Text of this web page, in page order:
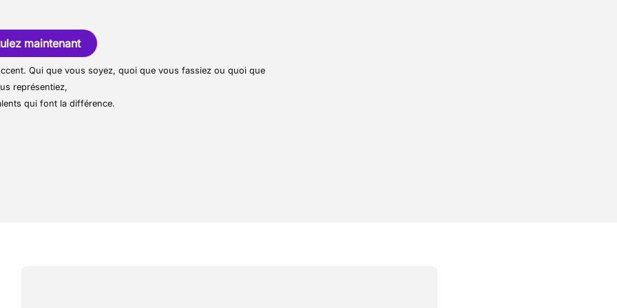
pour toute réparation.
chantier.
de votre profil et de votre
maintenant
Qui que vous soyez, quoi que vous fassiez ou quoi que
représentiez,
qui font la différence.